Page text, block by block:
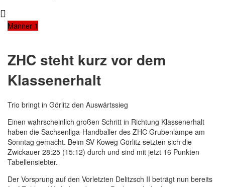
Männer 1
ZHC steht kurz vor dem
Klassenerhalt
Trio bringt in Görlitz den Auswärtssieg
Einen wahrscheinlich großen Schritt in Richtung Klassenerhalt
haben die Sachsenliga-Handballer des ZHC Grubenlampe am
Sonntag gemacht. Beim SV Koweg Görlitz setzten sich die
Zwickauer 28:25 (15:12) durch und sind mit jetzt 16 Punkten
Tabellensiebter.
Der Vorsprung auf den Vorletzten Delitzsch II beträgt nun bereits